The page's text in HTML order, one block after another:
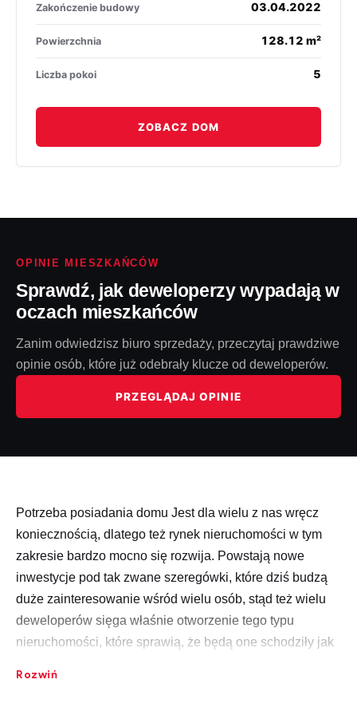
Zakończenie budowy 03.04.2022
Powierzchnia 128.12 m²
Liczba pokoi 5
ZOBACZ DOM
OPINIE MIESZKAŃCÓW
Sprawdź, jak deweloperzy wypadają w
oczach mieszkańców
Zanim odwiedzisz biuro sprzedaży, przeczytaj prawdziwe
opinie osób, które już odebrały klucze od deweloperów.
PRZEGLĄDAJ OPINIE
Potrzeba posiadania domu Jest dla wielu z nas wręcz
koniecznością, dlatego też rynek nieruchomości w tym
zakresie bardzo mocno się rozwija. Powstają nowe
inwestycje pod tak zwane szeregówki, które dziś budzą
duże zainteresowanie wśród wielu osób, stąd też wielu
deweloperów sięga właśnie otworzenie tego typu
nieruchomości, które sprawią, że będą one schodziły jak
Rozwiń